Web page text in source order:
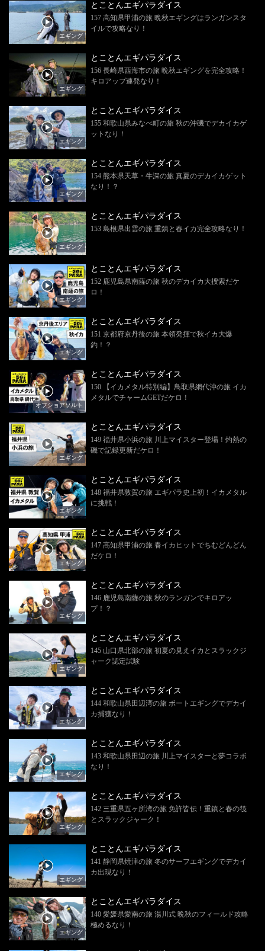
エギング
とことんエギパラダイス
157 高知県甲浦の旅 晩秋エギングはランガンスタ
イルで攻略なり！
エギング
とことんエギパラダイス
156 長崎県西海市の旅 晩秋エギングを完全攻略！
キロアップ連発なり！
エギング
とことんエギパラダイス
155 和歌山県みなべ町の旅 秋の沖磯でデカイカゲ
ットなり！
エギング
とことんエギパラダイス
154 熊本県天草・牛深の旅 真夏のデカイカゲット
なり！？
エギング
とことんエギパラダイス
153 島根県出雲の旅 重鎮と春イカ完全攻略なり！
エギング
とことんエギパラダイス
152 鹿児島県南薩の旅 秋のデカイカ大捜索だケ
ロ！
エギング
とことんエギパラダイス
151 京都府京丹後の旅 本領発揮で秋イカ大爆
釣！？
オフショアソルト
とことんエギパラダイス
150 【イカメタル特別編】鳥取県網代沖の旅 イカ
メタルでチャームGETだケロ！
エギング
とことんエギパラダイス
149 福井県小浜の旅 川上マイスター登場！灼熱の
磯で記録更新だケロ！
エギング
とことんエギパラダイス
148 福井県敦賀の旅 エギパラ史上初！イカメタル
に挑戦！
エギング
とことんエギパラダイス
147 高知県甲浦の旅 春イカヒットでちむどんどん
だケロ！
エギング
とことんエギパラダイス
146 鹿児島南薩の旅 秋のランガンでキロアッ
プ！？
エギング
とことんエギパラダイス
145 山口県北部の旅 初夏の見えイカとスラックジ
ャーク認定試験
エギング
とことんエギパラダイス
144 和歌山県田辺湾の旅 ボートエギングでデカイ
カ捕獲なり！
エギング
とことんエギパラダイス
143 和歌山県田辺の旅 川上マイスターと夢コラボ
なり！
エギング
とことんエギパラダイス
142 三重県五ヶ所湾の旅 免許皆伝！重鎮と春の筏
とスラックジャーク！
エギング
とことんエギパラダイス
141 静岡県焼津の旅 冬のサーフエギングでデカイ
カ出現なり！
エギング
とことんエギパラダイス
140 愛媛県愛南の旅 湯川式 晩秋のフィールド攻略
極めるなり！